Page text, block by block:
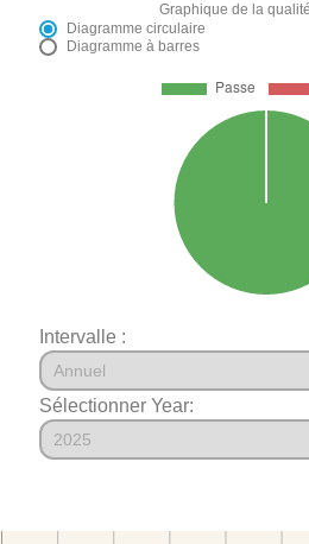
Graphique de la
Diagramme circulaire
Diagramme à barres
Intervalle :
Sélectionner Year: